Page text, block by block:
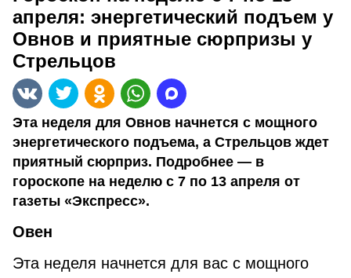
апреля: энергетический подъем у
Овнов и приятные сюрпризы у
Стрельцов
Эта неделя для Овнов начнется с мощного
энергетического подъема, а Стрельцов ждет
приятный сюрприз. Подробнее — в
гороскопе на неделю с 7 по 13 апреля от
газеты «Экспресс».
Овен
Эта неделя начнется для вас с мощного